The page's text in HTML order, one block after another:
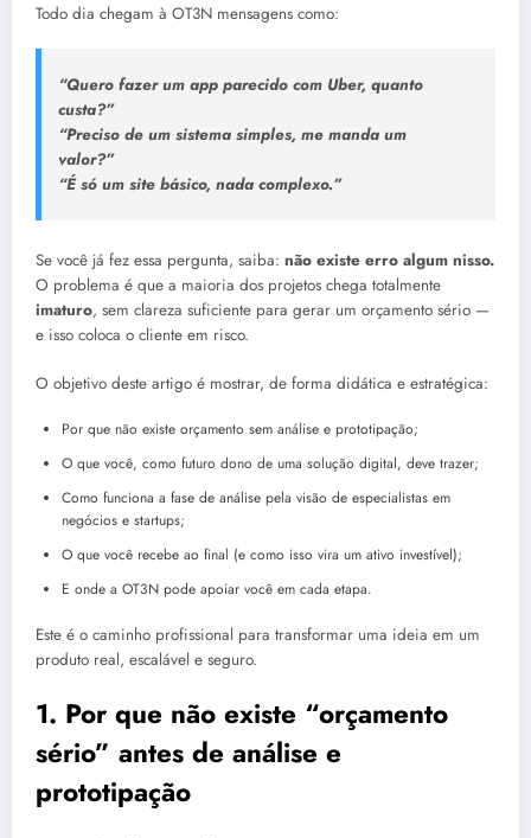
Todo dia chegam à OT3N mensagens como:
“Quero fazer um app parecido com Uber, quanto
custa?”
“Preciso de um sistema simples, me manda um
valor?”
“É só um site básico, nada complexo.”
Se você já fez essa pergunta, saiba: não existe erro algum nisso.
O problema é que a maioria dos projetos chega totalmente
imaturo, sem clareza suficiente para gerar um orçamento sério —
e isso coloca o cliente em risco.
O objetivo deste artigo é mostrar, de forma didática e estratégica:
Por que não existe orçamento sem análise e prototipação;
O que você, como futuro dono de uma solução digital, deve trazer;
Como funciona a fase de análise pela visão de especialistas em
negócios e startups;
O que você recebe ao final (e como isso vira um ativo investível);
E onde a OT3N pode apoiar você em cada etapa.
Este é o caminho profissional para transformar uma ideia em um
produto real, escalável e seguro.
1. Por que não existe “orçamento
sério” antes de análise e
prototipação